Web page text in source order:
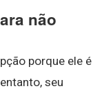
não
porque ele é
seu